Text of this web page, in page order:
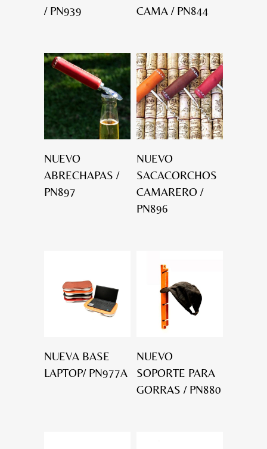
/ PN939
CAMA / PN844
NUEVO
ABRECHAPAS /
PN897
NUEVO
SACACORCHOS
CAMARERO /
PN896
NUEVA BASE
LAPTOP/ PN977A
NUEVO
SOPORTE PARA
GORRAS / PN880